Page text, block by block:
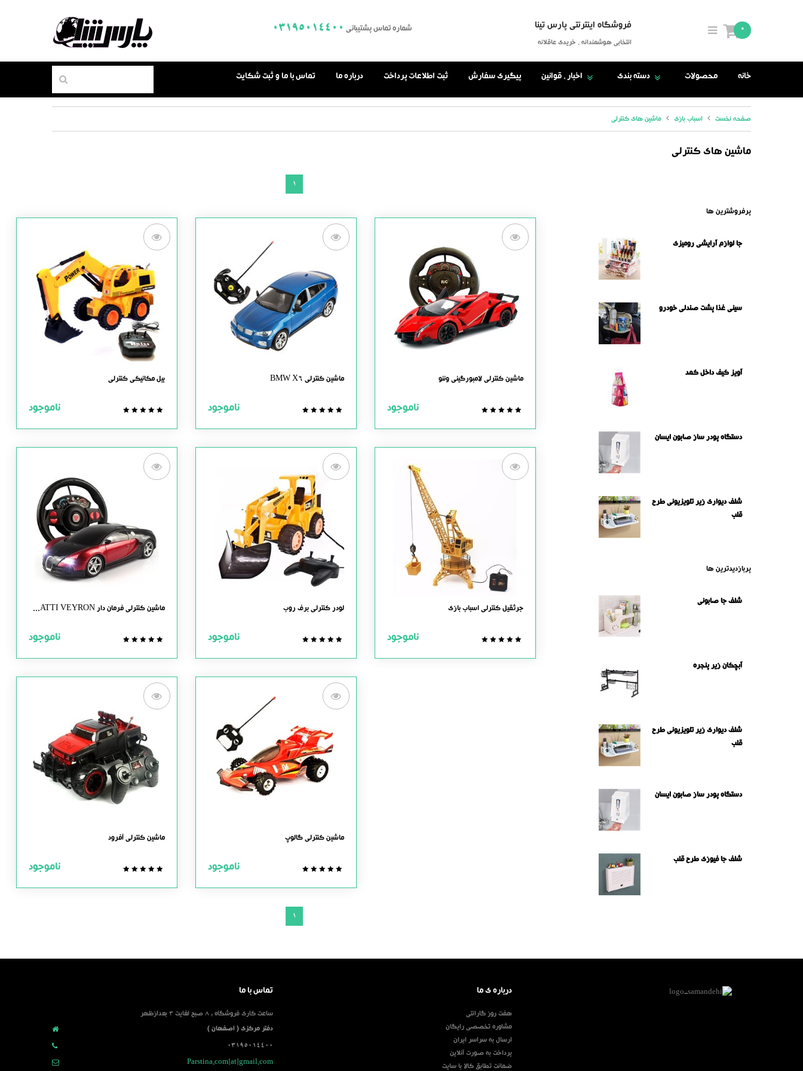
03195014400 شماره تماس پشتیبانی فروشگاه اینترنتی پارس تینا
انتخابی هوشمندانه ، خریدی عاقلانه
0
خانه محصولات دسته بندی اخبار ، قوانین پیگیری سفارش ثبت اطلاعات پرداخت درباره ما تماس با ما و ثبت شکایت
صفحه نخست اسباب بازی ماشین های کنترلی
ماشین های کنترلی
1
out
بیل مکانیکی کنترلی
ناموجود
out
ماشین کنترلی BMW X6
ناموجود
out
ماشین کنترلی لامبورگینی وننو
ناموجود
out
ماشین کنترلی فرمان دار BUGATTI VEYRON
ناموجود
out
لودر کنترلی برف روب
ناموجود
out
جرثقیل کنترلی اسباب بازی
ناموجود
out
ماشین کنترلی آفرود
ناموجود
out
ماشین کنترلی گالوپ
ناموجود
1
پرفروشترین ها
جا لوازم آرایشی رومیزی
سینی غذا پشت صندلی خودرو
آویز کیف داخل کمد
دستگاه پودر ساز صابون ایسان
شلف دیواری زیر تلویزیونی طرح
قلب
پربازدیدترین ها
شلف جا صابونی
آبچکان زیر پنجره
شلف دیواری زیر تلویزیونی طرح
قلب
دستگاه پودر ساز صابون ایسان
شلف جا فیوزی طرح قلب
تماس با ما
ساعت کاری فروشگاه : 8 صبح لغایت 3 بعدازظهر
دفتر مرکزی ( اصفهان )
03195014400
Parstina.com[at]gmail.com
درباره ی ما
هفت روز گارانتی
مشاوره تخصصی رایگان
ارسال به سراسر ایران
پرداخت به صورت آنلاین
ضمانت تطابق کالا با سایت